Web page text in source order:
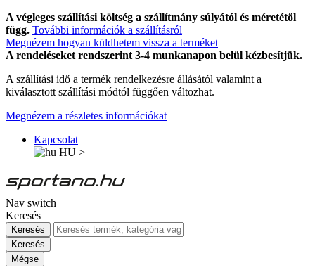
A végleges szállítási költség a szállítmány súlyától és méretétől
függ. További információk a szállításról
Megnézem hogyan küldhetem vissza a terméket
A rendeléseket rendszerint 3-4 munkanapon belül kézbesítjük.
A szállítási idő a termék rendelkezésre állásától valamint a
kiválasztott szállítási módtól függően változhat.
Megnézem a részletes információkat
Kapcsolat
HU >
Nav switch
Keresés
Keresés
Keresés
Mégse